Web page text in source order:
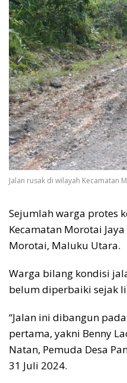
Jalan rusak di wilayah Kecamatan
Sejumlah warga protes
Kecamatan Morotai
Morotai, Maluku Utara.
Warga bilang kondisi
belum diperbaiki sejak
“Jalan ini dibangun
pertama, yakni Benny
Natan, Pemuda Desa
31 Juli 2024.